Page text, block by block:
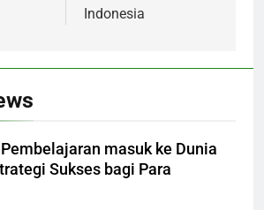
Indonesia
masuk ke Dunia
Sukses bagi Para